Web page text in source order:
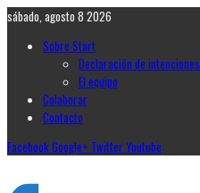
sábado, agosto 8 2026
Sobre Start
Declaración de intenciones
El equipo
Colaborar
Contacto
FacebookGoogle+ TwitterYoutube